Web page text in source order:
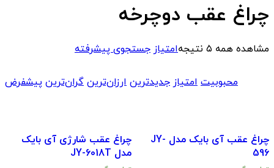
چراغ عقب دوچرخه
مشاهده همه ۵ نتیجه
محبوبیت امتیاز جدیدترین ارزان‌ترین گران‌ترین پیشفرض
امتیاز جستجوی پیشرفته
چراغ عقب آی بایک مدل JY-
596
چراغ عقب شارژی آی بایک
مدل JY-6018T